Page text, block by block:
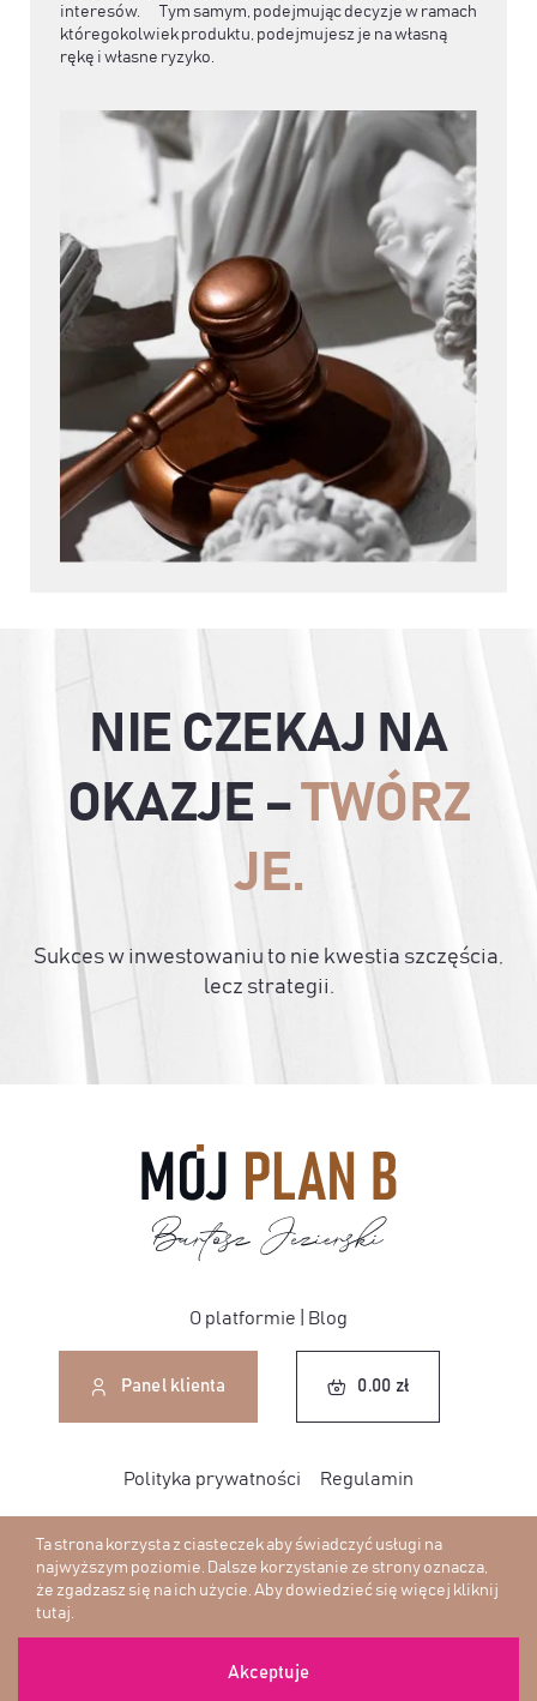
interesów. Tym samym, podejmując decyzje w ramach
któregokolwiek produktu, podejmujesz je na własną
rękę i własne ryzyko.
NIE CZEKAJ NA
OKAZJE –TWÓRZ
JE.
Sukces w inwestowaniu to nie kwestia szczęścia,
lecz strategii.
O platformie Blog
Panel klienta 0.00 zł
Polityka prywatności Regulamin
© Copyright - 2026 | Wszelkie prawa zastrzeżone
Ta strona korzysta z ciasteczek aby świadczyć usługi na
najwyższym poziomie. Dalsze korzystanie ze strony oznacza,
że zgadzasz się na ich użycie. Aby dowiedzieć się więcej kliknij
tutaj.
Akceptuje